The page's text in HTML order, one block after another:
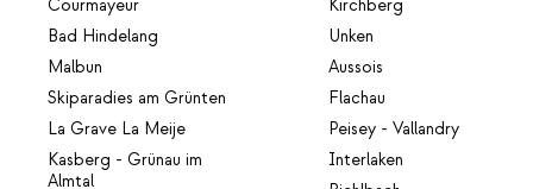
Courmayeur
Bad Hindelang
Malbun
Skiparadies am Grünten
La Grave La Meije
Kasberg - Grünau im
Almtal
Kirchberg
Unken
Aussois
Flachau
Peisey - Vallandry
Interlaken